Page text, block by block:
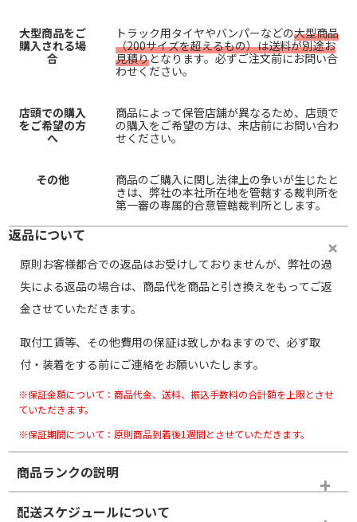
大型商品をご
購入される場
合
トラック用タイヤやバンパーなどの大型商品
（200サイズを超えるもの）は送料が別途お
見積りとなります。必ずご注文前にお問い合
わせください。
店頭での購入
をご希望の方
へ
商品によって保管店舗が異なるため、店頭で
の購入をご希望の方は、来店前にお問い合わ
せください。
その他
商品のご購入に関し法律上の争いが生じたと
きは、弊社の本社所在地を管轄する裁判所を
第一審の専属的合意管轄裁判所とします。
返品について
原則お客様都合での返品はお受けしておりませんが、弊社の過
失による返品の場合は、商品代を商品と引き換えをもってご返
金させていただきます。
取付工賃等、その他費用の保証は致しかねますので、必ず取
付・装着をする前にご連絡をお願いいたします。
※保証金額について：商品代金、送料、振込手数料の合計額を上限とさせ
ていただきます。
※保証期間について：原則商品到着後1週間とさせていただきます。
商品ランクの説明
※商品ランクは出品者の主観により判断しておりますので、あら
かじめご了承ください。
配送スケジュールについて